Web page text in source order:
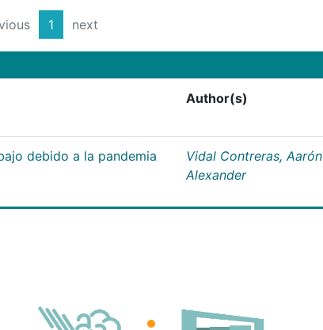
1 next
Author(s)
debido a la pandemia
Vidal Contreras, Aarón
Alexander